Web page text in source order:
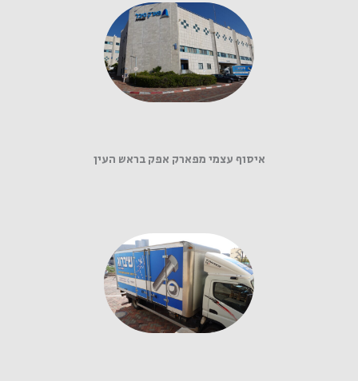
איסוף עצמי מפארק אפק בראש העין